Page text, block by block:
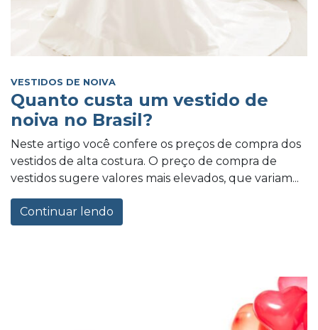
VESTIDOS DE NOIVA
Quanto custa um vestido de
noiva no Brasil?
Neste artigo você confere os preços de compra dos
vestidos de alta costura. O preço de compra de
vestidos sugere valores mais elevados, que variam...
Continuar lendo